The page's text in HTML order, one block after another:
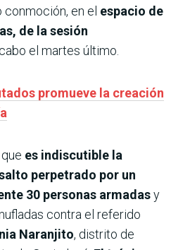
en el espacio de
de la sesión
cabo el martes último.
promueve la creación
es indiscutible la
perpetrado por un
30 personas armadasy
contra el referido
Naranjito, distrito de